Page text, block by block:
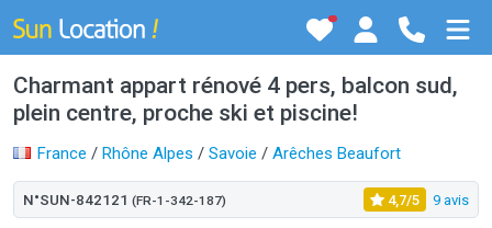
Charmant appart rénové 4 pers, balcon sud,
plein centre, proche ski et piscine!
France / Rhône Alpes / Savoie / Arêches Beaufort
N°SUN-842121 (FR-1-342-187) 4,7/5 9 avis